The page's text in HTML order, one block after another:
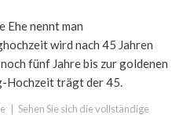
Ehe nennt man
wird nach 45 Jahren
fünf Jahre bis zur goldenen
Hochzeit trägt der 45.
Sehen Sie sich die vollständige